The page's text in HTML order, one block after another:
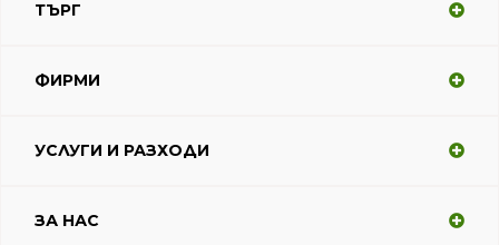
ТЪРГ
ФИРМИ
УСЛУГИ И РАЗХОДИ
ЗА НАС